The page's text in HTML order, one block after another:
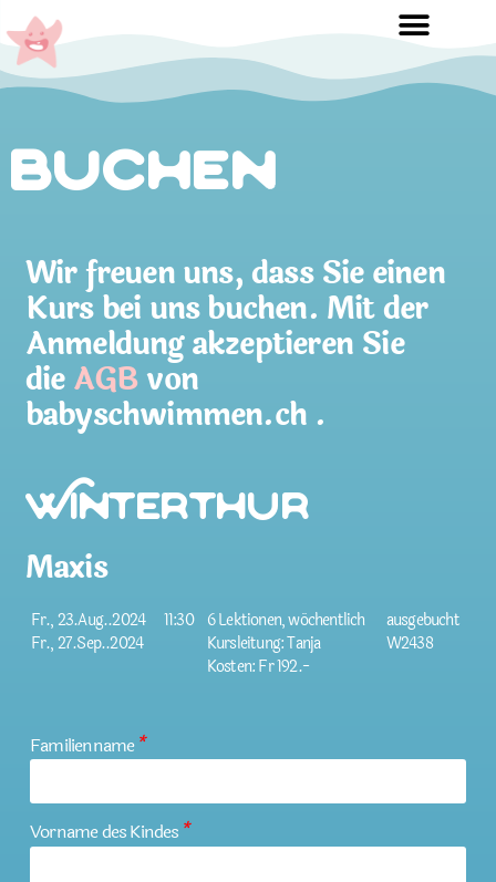
Buchen
Wir freuen uns, dass Sie einen
Kurs bei uns buchen. Mit der
Anmeldung akzeptieren Sie
dieAGBvon
babyschwimmen.ch .
Winterthur
Maxis
Fr., 23.Aug..2024
Fr., 27.Sep..2024
11:30 6 Lektionen, wöchentlich
Kursleitung: Tanja
Kosten: Fr 192.-
ausgebucht
W2438
Familienname*
Vorname des Kindes *